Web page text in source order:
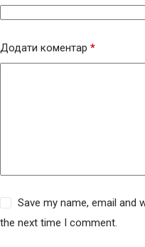
Додати коментар *
Save my name, email and
the next time I comment.